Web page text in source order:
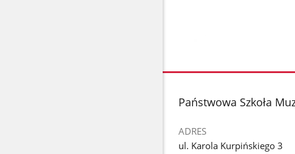
stopka
Państwowa Szkoła
ADRES
ul. Karola Kurpińskiego 3